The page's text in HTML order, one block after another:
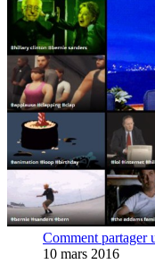
Comment partager
10 mars 2016